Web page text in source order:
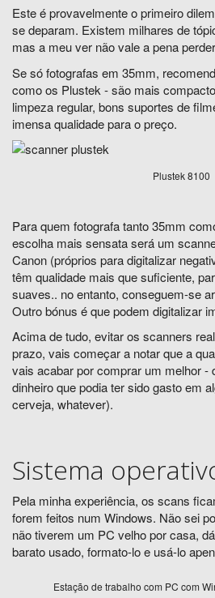
Este é provavelmente o primeiro
se deparam. Existem milhares de
mas a meu ver não vale a pena
Se só fotografas em 35mm,
como os Plustek - são mais
limpeza regular, bons suportes de
imensa qualidade para o preço.
Plustek 8100
Para quem fotografa tanto 35mm
escolha mais sensata será um
Canon (próprios para digitalizar
têm qualidade mais que suficiente,
suaves.. no entanto, conseguem-se
Outro bónus é que podem digitalizar
Acima de tudo, evitar os scanners
prazo, vais começar a notar que a
vais acabar por comprar um melhor -
dinheiro que podia ter sido gasto em
cerveja, whatever).
Sistema
Pela minha experiência, os scans
forem feitos num Windows. Não sei
não tiverem um PC velho por casa,
barato usado, formato-lo e usá-lo
Estação de trabalho com PC com